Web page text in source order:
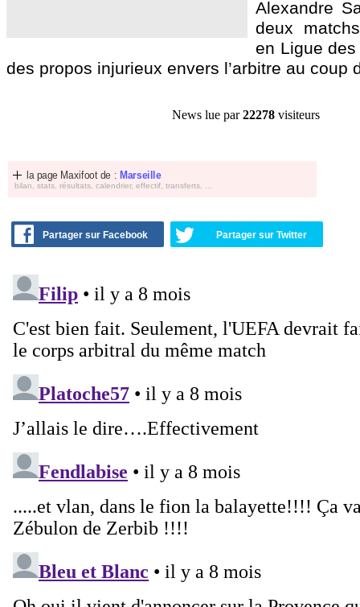
Alexandre
deux
en Ligue
des propos injurieux envers l’arbitre au coup
News lue par22278 visiteurs
la page Maxifoot de : Marseille
bilan, stats, résultats, calendrier, effectif, transferts, ...
Partager sur Facebook Partager sur Twitter